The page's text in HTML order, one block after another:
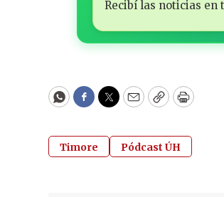
Recibí las noticias en
WhatsApp
Facebook
Twitter
EmailCopyPrint
Timore Pódcast ÚH